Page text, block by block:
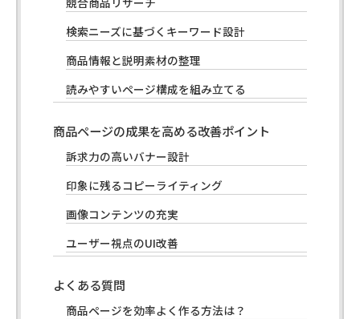
検索ニーズに基づくキーワード設計
商品情報と説明素材の整理
読みやすいページ構成を組み立てる
商品ページの成果を高める改善ポイント
訴求力の高いバナー設計
印象に残るコピーライティング
画像コンテンツの充実
ユーザー視点のUI改善
よくある質問
商品ページを効率よく作る方法は？